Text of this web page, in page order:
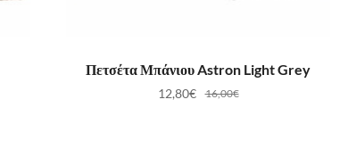
ΠΡΟΣΘΉΚΗ ΣΤΟ ΚΑΛΆΘΙ
Πετσέτα Μπάνιου Astron Light Grey
16,00€
12,80€